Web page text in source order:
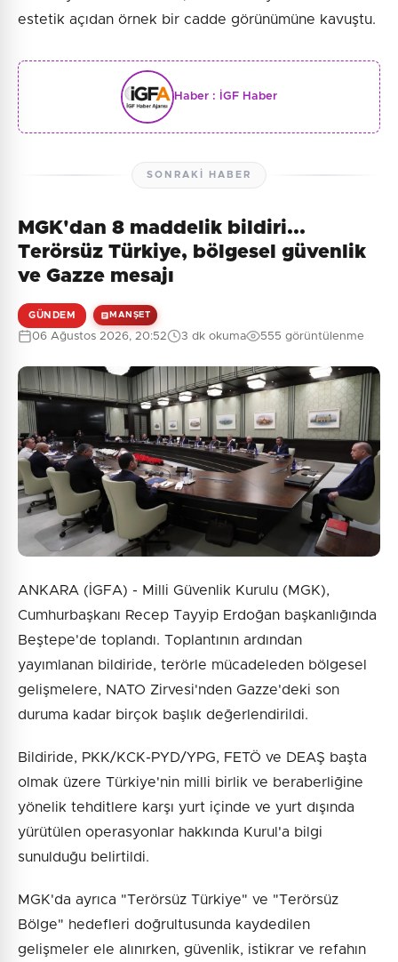
estetik açıdan örnek bir cadde görünümüne kavuştu.
Haber : İGF Haber
SONRAKI HABER
MGK'dan 8 maddelik bildiri...
Terörsüz Türkiye, bölgesel güvenlik
ve Gazze mesajı
GÜNDEM MANŞET
06 Ağustos 2026, 20:52 3 dk okuma 555 görüntülenme
ANKARA (İGFA) - Milli Güvenlik Kurulu (MGK),
Cumhurbaşkanı Recep Tayyip Erdoğan başkanlığında
Beştepe'de toplandı. Toplantının ardından
yayımlanan bildiride, terörle mücadeleden bölgesel
gelişmelere, NATO Zirvesi'nden Gazze'deki son
duruma kadar birçok başlık değerlendirildi.
Bildiride, PKK/KCK-PYD/YPG, FETÖ ve DEAŞ başta
olmak üzere Türkiye'nin milli birlik ve beraberliğine
yönelik tehditlere karşı yurt içinde ve yurt dışında
yürütülen operasyonlar hakkında Kurul'a bilgi
sunulduğu belirtildi.
MGK'da ayrıca "Terörsüz Türkiye" ve "Terörsüz
Bölge" hedefleri doğrultusunda kaydedilen
gelişmeler ele alınırken, güvenlik, istikrar ve refahın